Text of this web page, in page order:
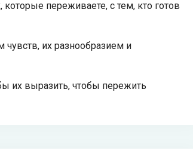
переживаете, с тем, кто готов
чувств, их разнообразием и
их выразить, чтобы пережить